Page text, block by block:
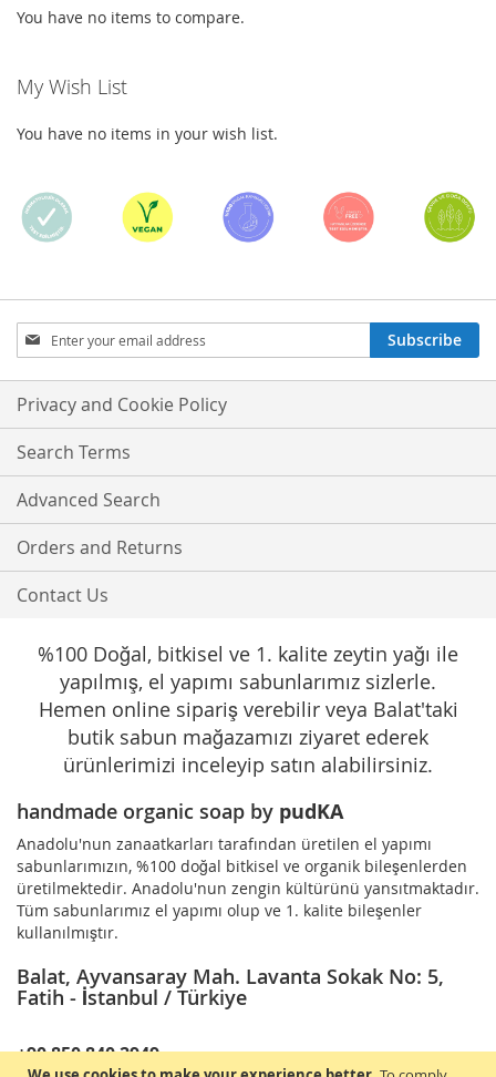
You have no items to compare.
My Wish List
You have no items in your wish list.
Sign
Up
for
Our
Newsletter:
Subscribe
Privacy and Cookie Policy
Search Terms
Advanced Search
Orders and Returns
Contact Us
%100 Doğal, bitkisel ve 1. kalite zeytin yağı ile
yapılmış, el yapımı sabunlarımız sizlerle.
Hemen online sipariş verebilir veya Balat'taki
butik sabun mağazamızı ziyaret ederek
ürünlerimizi inceleyip satın alabilirsiniz.
handmade organic soap by pudKA
Anadolu'nun zanaatkarları tarafından üretilen el yapımı
sabunlarımızın, %100 doğal bitkisel ve organik bileşenlerden
üretilmektedir. Anadolu'nun zengin kültürünü yansıtmaktadır.
Tüm sabunlarımız el yapımı olup ve 1. kalite bileşenler
kullanılmıştır.
Balat, Ayvansaray Mah. Lavanta Sokak No: 5,
Fatih - İstanbul / Türkiye
+90 850 840 2949